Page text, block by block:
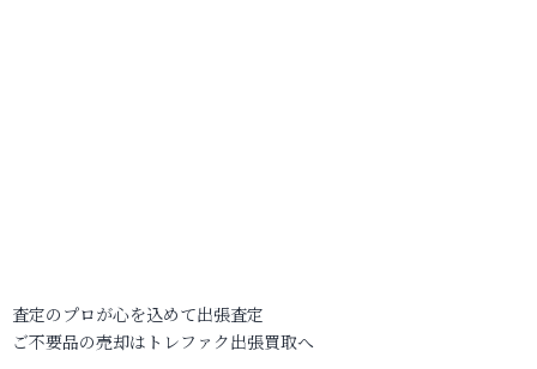
査定のプロが心を込めて出張査定
ご不要品の売却はトレファク出張買取へ